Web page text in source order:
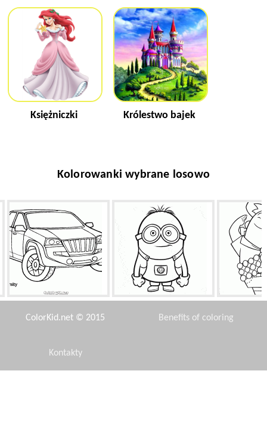
Księżniczki Królestwo bajek
Kolorowanki wybrane losowo
Jeep Varsati Pracoholikiem minion
ColorKid.net © 2015 Benefits of coloring
Kontakty